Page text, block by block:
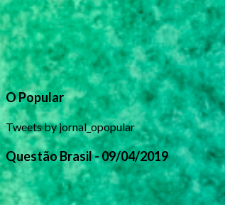
O Popular
Tweets by jornal_opopular
Questão Brasil - 09/04/2019